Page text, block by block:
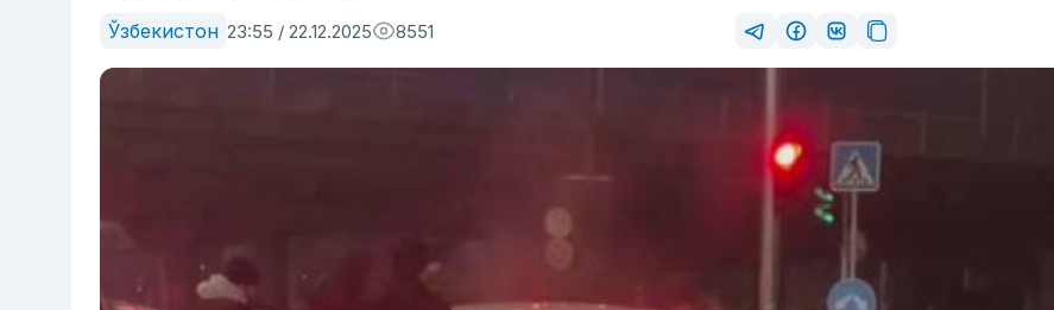
Ўзбекистон 23:55 / 22.12.2025 8551